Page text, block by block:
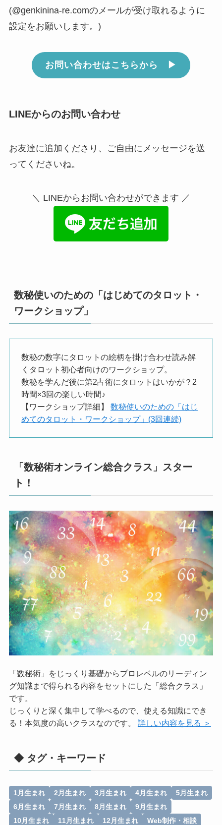
(@genkinina-re.comのメールが受け取れるように
設定をお願いします。)
お問い合わせはこちらから ▶︎
LINEからのお問い合わせ
お友達に追加くださり、ご自由にメッセージを送
ってくださいね。
＼ LINEからお問い合わせができます ／
数秘使いのための「はじめてのタロット・
ワークショップ」
数秘の数字にタロットの絵柄を掛け合わせ読み解
くタロット初心者向けのワークショップ。
数秘を学んだ後に第2占術にタロットはいかが？2
時間×3回の楽しい時間♪
【ワークショップ詳細】数秘使いのための「はじ
めてのタロット・ワークショップ」(3回連続)
「数秘術オンライン総合クラス」スター
ト！
「数秘術」をじっくり基礎からプロレベルのリーディン
グ知識まで得られる内容をセットにした「総合クラス」
です。
じっくりと深く集中して学べるので、使える知識にでき
る！本気度の高いクラスなのです。 詳しい内容を見る ＞
◆ タグ・キーワード
1月生まれ 2月生まれ 3月生まれ 4月生まれ
5月生まれ
6月生まれ
7月生まれ 8月生まれ
9月生まれ
10月生まれ
11月生まれ 12月生まれ Web制作・相談